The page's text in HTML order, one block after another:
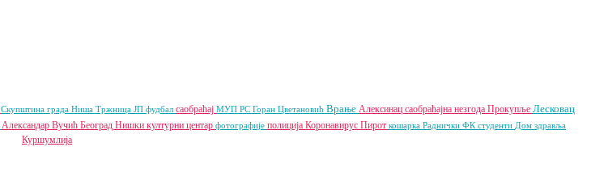
Скупштина града Ниша Тржница ЈП фудбал саобраћај МУП РС Горан Цветановић Врање Алексинац саобраћајна незгода Прокупље Лесковац
Александар Вучић Београд Нишки културни центар фотографије полиција Коронавирус Пирот кошарка Раднички ФК студенти Дом здравља
Куршумлија